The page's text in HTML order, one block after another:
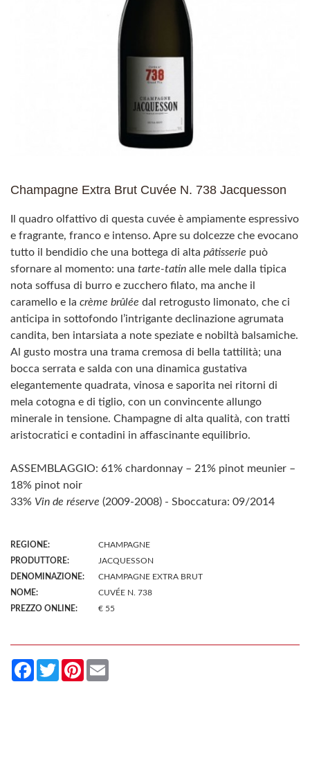
Champagne Extra Brut Cuvée N. 738 Jacquesson
Il quadro olfattivo di questa cuvée è ampiamente espressivo
e fragrante, franco e intenso. Apre su dolcezze che evocano
tutto il bendidio che una bottega di alta pâtisserie può
sfornare al momento: una tarte-tatin alle mele dalla tipica
nota soffusa di burro e zucchero filato, ma anche il
caramello e la crème brûlée dal retrogusto limonato, che ci
anticipa in sottofondo l’intrigante declinazione agrumata
candita, ben intarsiata a note speziate e nobiltà balsamiche.
Al gusto mostra una trama cremosa di bella tattilità; una
bocca serrata e salda con una dinamica gustativa
elegantemente quadrata, vinosa e saporita nei ritorni di
mela cotogna e di tiglio, con un convincente allungo
minerale in tensione. Champagne di alta qualità, con tratti
aristocratici e contadini in affascinante equilibrio.
ASSEMBLAGGIO: 61% chardonnay – 21% pinot meunier –
18% pinot noir
33% Vin de réserve (2009-2008) - Sboccatura: 09/2014
REGIONE:
CHAMPAGNE
PRODUTTORE:
JACQUESSON
DENOMINAZIONE:
CHAMPAGNE EXTRA BRUT
NOME:
CUVÉE N. 738
PREZZO ONLINE:
€ 55
Facebook
TwitterPinterest